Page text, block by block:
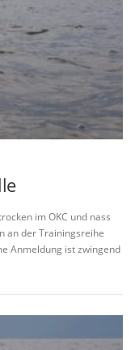
im OKC und nass
an der Trainingsreihe
Anmeldung ist zwingend